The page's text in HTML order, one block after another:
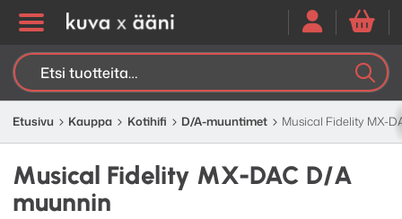
Etsi:
Etusivu Kauppa Kotihifi D/A-muuntimet Musical Fidelity MX-
Musical Fidelity MX-DAC D/A
muunnin